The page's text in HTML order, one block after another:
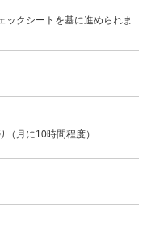
ックシートを基に進められま
月に10時間程度）